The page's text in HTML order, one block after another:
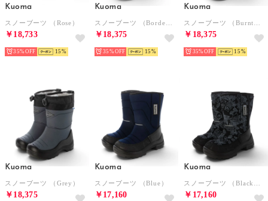
Kuoma
スノーブーツ （Rose）
￥18,733
35% 15
Kuoma
￥18,375
35% 15
Kuoma
￥18,375
35% 15
Kuoma
スノーブーツ （Grey）
￥18,375
Kuoma
スノーブーツ （Blue）
￥17,160
Kuoma
￥17,160